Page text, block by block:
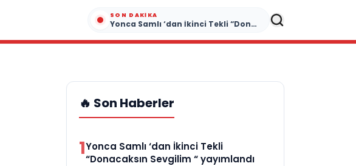
SON DAKIKA
Yonca Samlı ‘dan İkinci Tekli “Donacaksın Sevgilim “ yayımlandı
🔥 Son Haberler
1Yonca Samlı ‘dan İkinci Tekli
“Donacaksın Sevgilim “ yayımlandı